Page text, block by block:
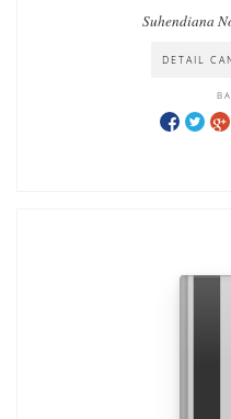
Suhendiana
DETAIL